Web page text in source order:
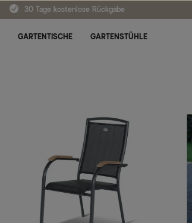
30 Tage kostenlose Rückgabe
GARTENTISCHE GARTENSTÜHLE